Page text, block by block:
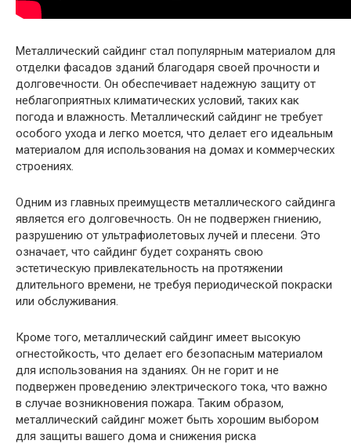
Металлический сайдинг стал популярным материалом для
отделки фасадов зданий благодаря своей прочности и
долговечности. Он обеспечивает надежную защиту от
неблагоприятных климатических условий, таких как
погода и влажность. Металлический сайдинг не требует
особого ухода и легко моется, что делает его идеальным
материалом для использования на домах и коммерческих
строениях.
Одним из главных преимуществ металлического сайдинга
является его долговечность. Он не подвержен гниению,
разрушению от ультрафиолетовых лучей и плесени. Это
означает, что сайдинг будет сохранять свою
эстетическую привлекательность на протяжении
длительного времени, не требуя периодической покраски
или обслуживания.
Кроме того, металлический сайдинг имеет высокую
огнестойкость, что делает его безопасным материалом
для использования на зданиях. Он не горит и не
подвержен проведению электрического тока, что важно
в случае возникновения пожара. Таким образом,
металлический сайдинг может быть хорошим выбором
для защиты вашего дома и снижения риска